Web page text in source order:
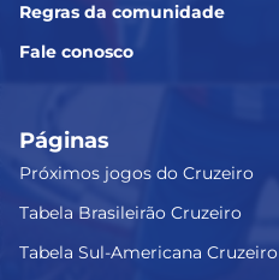
Regras da comunidade
Fale conosco
Páginas
Próximos jogos do Cruzeiro
Tabela Brasileirão Cruzeiro
Tabela Sul-Americana Cruzeiro